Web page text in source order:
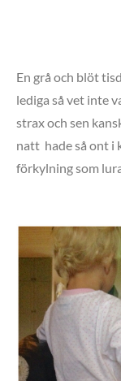
En grå och blöt
lediga så vet inte
strax och sen
natt hade så ont i
förkylning som